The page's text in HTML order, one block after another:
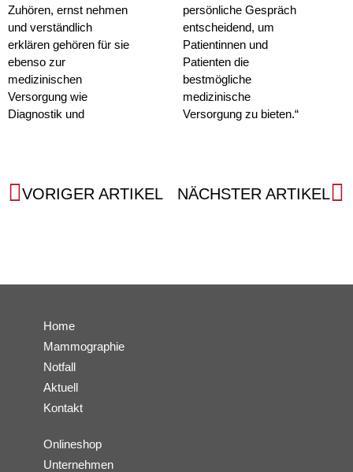
Zuhören, ernst nehmen
und verständlich
erklären gehören für sie
ebenso zur
medizinischen
Versorgung wie
Diagnostik und
persönliche Gespräch
entscheidend, um
Patientinnen und
Patienten die
bestmögliche
medizinische
Versorgung zu bieten.“
VORIGER ARTIKEL NÄCHSTER ARTIKEL
Home
Mammographie
Notfall
Aktuell
Kontakt
Onlineshop
Unternehmen